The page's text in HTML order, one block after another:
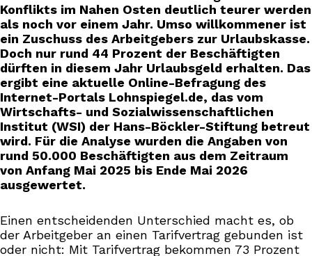
Konflikts im Nahen Osten deutlich teurer werden
als noch vor einem Jahr. Umso willkommener ist
ein Zuschuss des Arbeitgebers zur Urlaubskasse.
Doch nur rund 44 Prozent der Beschäftigten
dürften in diesem Jahr Urlaubsgeld erhalten. Das
ergibt eine aktuelle Online-Befragung des
Internet-Portals Lohnspiegel.de, das vom
Wirtschafts- und Sozialwissenschaftlichen
Institut (WSI) der Hans-Böckler-Stiftung betreut
wird. Für die Analyse wurden die Angaben von
rund 50.000 Beschäftigten aus dem Zeitraum
von Anfang Mai 2025 bis Ende Mai 2026
ausgewertet.
Einen entscheidenden Unterschied macht es, ob
der Arbeitgeber an einen Tarifvertrag gebunden ist
oder nicht: Mit Tarifvertrag bekommen 73 Prozent